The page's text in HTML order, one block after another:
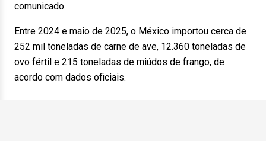
comunicado.
Entre 2024 e maio de 2025, o México importou cerca de
252 mil toneladas de carne de ave, 12.360 toneladas de
ovo fértil e 215 toneladas de miúdos de frango, de
acordo com dados oficiais.